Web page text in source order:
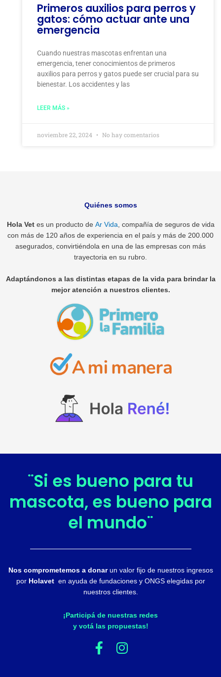
Primeros auxilios para perros y
gatos: cómo actuar ante una
emergencia
Cuando nuestras mascotas enfrentan una
emergencia, tener conocimientos de primeros
auxilios para perros y gatos puede ser crucial para su
bienestar. Los accidentes y las
LEER MÁS »
noviembre 22, 2024 No hay comentarios
Quiénes somos
Hola Vet es un producto de Ar Vida, compañía de seguros de vida
con más de 120 años de experiencia en el país y más de 200.000
asegurados, convirtiéndola en una de las empresas con más
trayectoria en su rubro.
Adaptándonos a las distintas etapas de la vida para brindar la
mejor atención a nuestros clientes.
¨Si es bueno para tu
mascota, es bueno para
el mundo¨
Nos comprometemos a donarun valor fijo de nuestros ingresos
por Holavet en ayuda de fundaciones y ONGS elegidas por
nuestros clientes.
¡Participá de nuestras redes
y votá las propuestas!
F
a
I